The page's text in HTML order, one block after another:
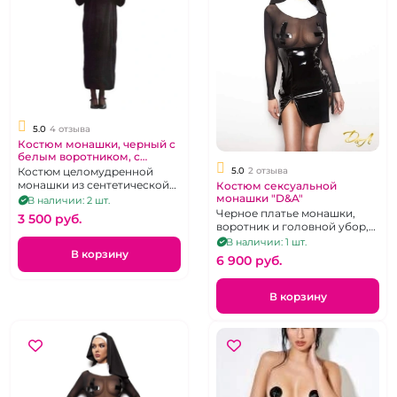
5.0 4 отзыва
Костюм монашки, черный с
белым воротником, с
головным убором на
резинке.
Костюм целомудренной
монашки из сентетической
ткани черного цвета. Размер
В наличии: 2 шт.
3 500 pуб.
В корзину
5.0 2 отзыва
Костюм сексуальной
монашки "D&A"
Черное платье монашки,
воротник и головной убор,
р. 46
В наличии: 1 шт.
6 900 pуб.
В корзину